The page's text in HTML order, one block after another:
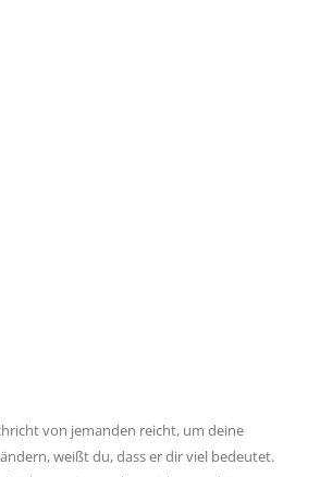
von jemanden reicht, um deine
weißt du, dass er dir viel bedeutet.